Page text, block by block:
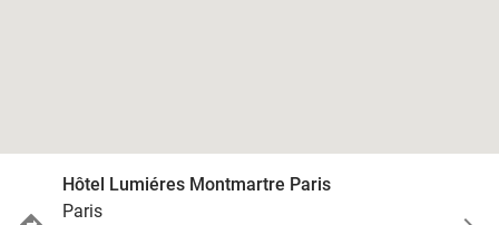
Hôtel Lumiéres Montmartre Paris
Paris